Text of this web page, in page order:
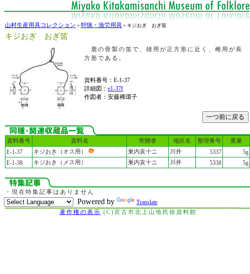
山村生産用具コレクション ＞狩猟・漁労用具＞キジおぎ おぎ笛
キジおぎ おぎ笛
鹿の骨製の笛で、雄用が正方形に近く、雌用が長
方形である。
資料番号：E-1-37
詳細図： e1-37f
作図者：安藤稀環子
資料番号 資料名 寄贈者 地区名 整理番号
重量
E-1-37
キジおき（オス用） 巣内亥十ニ 川井 5337
5g
E-1-38
キジおき（メス用） 巣内亥十ニ 川井 5338 5g
・現在特集記事はありません
Powered by
Translate
著作権の表示 (C)宮古市北上山地民俗資料館